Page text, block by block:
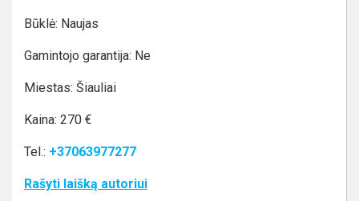
Būklė: Naujas
Gamintojo garantija: Ne
Miestas: Šiauliai
Kaina: 270 €
Tel.: +37063977277
Rašyti laišką autoriui